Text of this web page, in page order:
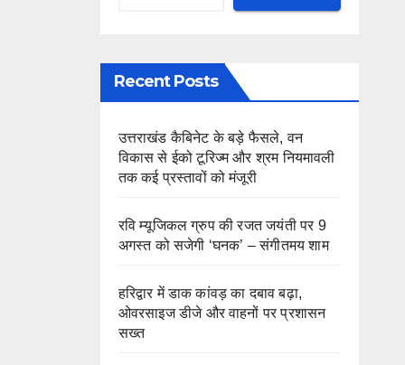
Recent Posts
उत्तराखंड कैबिनेट के बड़े फैसले, वन
विकास से ईको टूरिज्म और श्रम नियमावली
तक कई प्रस्तावों को मंजूरी
रवि म्यूजिकल ग्रुप की रजत जयंती पर 9
अगस्त को सजेगी ‘घनक’ – संगीतमय शाम
हरिद्वार में डाक कांवड़ का दबाव बढ़ा,
ओवरसाइज डीजे और वाहनों पर प्रशासन
सख्त